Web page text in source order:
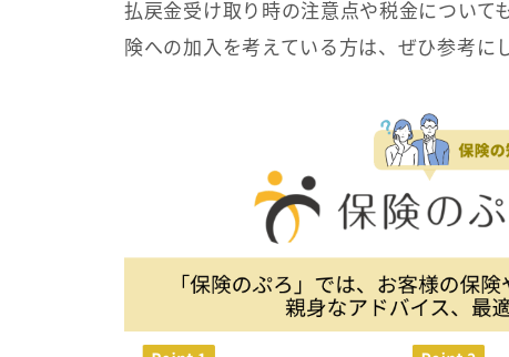
払戻金受け取り時の注意点や税金について
険への加入を考えている方は、ぜひ参考に